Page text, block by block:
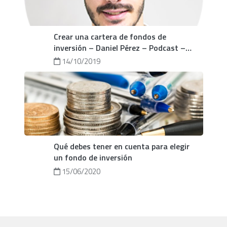
Crear una cartera de fondos de
inversión – Daniel Pérez – Podcast –
Zonavalue Club
14/10/2019
Qué debes tener en cuenta para elegir
un fondo de inversión
15/06/2020